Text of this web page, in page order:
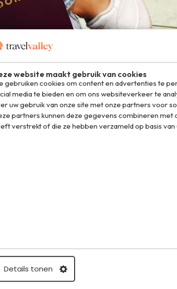
website maakt gebruik van cookies
gebruiken cookies om content en advertenties te
media te bieden en om ons websiteverkeer te
uw gebruik van onze site met onze partners voor
partners kunnen deze gegevens combineren met
verstrekt of die ze hebben verzameld op basis van
Details tonen
worden dan is het ook handig om je
vergoeding heeft de vliegtuigmaatschappij een
de betreffende vlucht zat.